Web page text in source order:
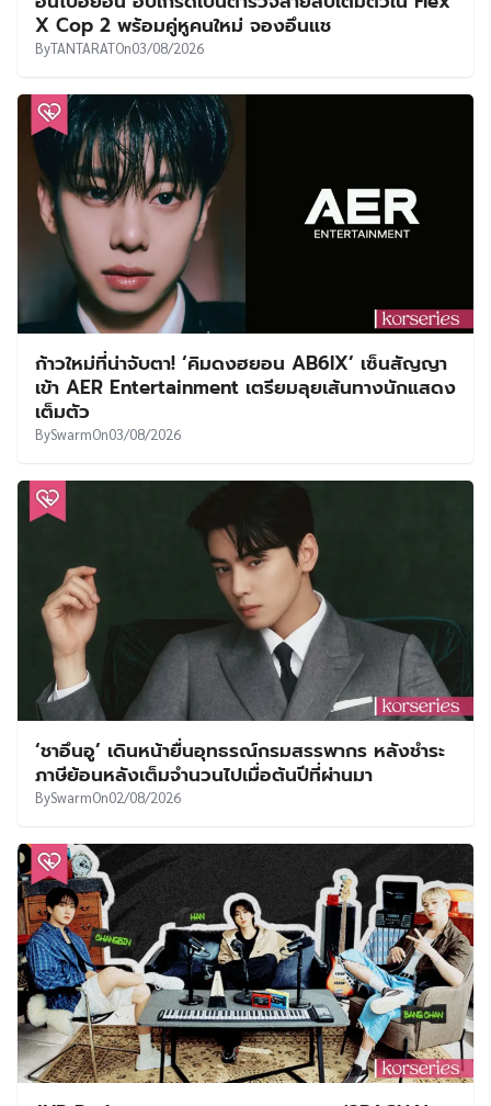
X Cop 2 พร้อมคู่หูคนใหม่ จองอึนแช
ByTANTARATOn03/08/2026
ก้าวใหม่ที่น่าจับตา! ‘คิมดงฮยอน AB6IX’ เซ็นสัญญา
เข้า AER Entertainment เตรียมลุยเส้นทางนักแสดง
เต็มตัว
BySwarmOn03/08/2026
‘ชาอึนอู’ เดินหน้ายื่นอุทธรณ์กรมสรรพากร หลังชำระ
ภาษีย้อนหลังเต็มจำนวนไปเมื่อต้นปีที่ผ่านมา
BySwarmOn02/08/2026